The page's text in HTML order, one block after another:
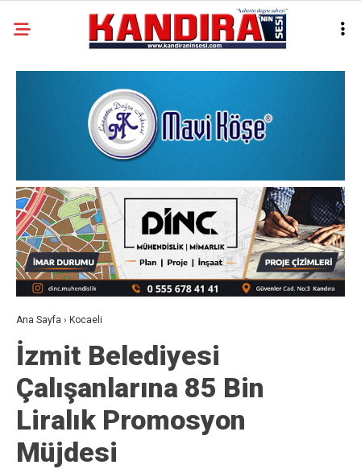
Ana Sayfa › Kocaeli
İzmit Belediyesi
Çalışanlarına 85 Bin
Liralık Promosyon
Müjdesi